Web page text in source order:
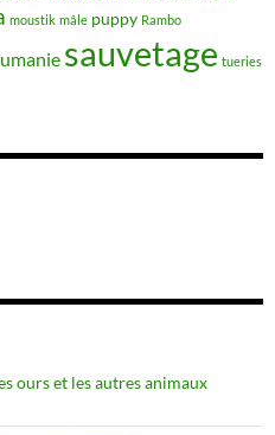
moustik mâle puppy Rambo
sauvetage tueries
ours et les autres animaux